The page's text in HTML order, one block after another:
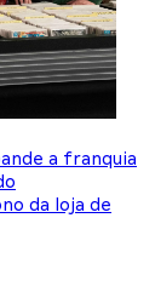
a franquia
da loja de